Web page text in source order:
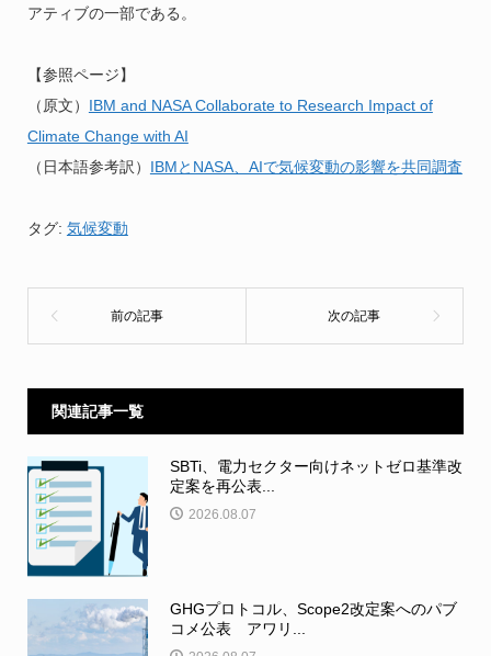
アティブの一部である。
【参照ページ】
（原文） IBM and NASA Collaborate to Research Impact of
Climate Change with AI
（日本語参考訳） IBMとNASA、AIで気候変動の影響を共同調査
タグ: 気候変動
関連記事一覧
SBTi、電力セクター向けネットゼロ基準改
定案を再公表...
2026.08.07
GHGプロトコル、Scope2改定案へのパブ
コメ公表 アワリ...